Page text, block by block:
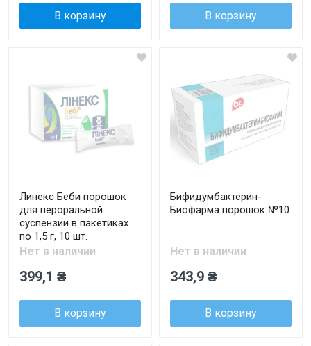
В корзину В корзину
Линекс Беби порошок
для пероральной
суспензии в пакетиках
по 1,5 г, 10 шт.
Нет в наличии
399,1 ₴
В корзину
Бифидумбактерин-
Биофарма порошок №10
Нет в наличии
343,9 ₴
В корзину